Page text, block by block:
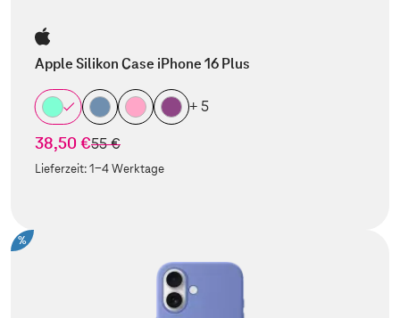
Apple Silikon Case iPhone 16 Plus
+ 5
38,50 €statt
55 €
Lieferzeit:1-4 Werktage
%